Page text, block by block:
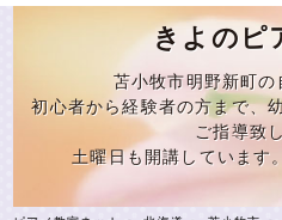
きよのピ
苫小牧市明野新町
初心者から経験者の方まで、
ご指導致
土曜日も開講しています